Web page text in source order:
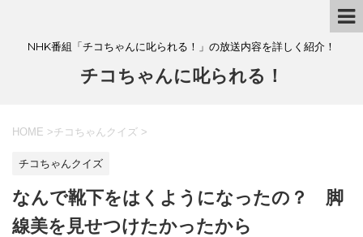
NHK番組「チコちゃんに叱られる！」の放送内容を詳しく紹介！
チコちゃんに叱られる！
HOME >チコちゃんクイズ >
チコちゃんクイズ
なんで靴下をはくようになったの？ 脚
線美を見せつけたかったから